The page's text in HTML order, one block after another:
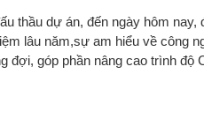
dự án, đến ngày hôm nay,
lâu năm,sự am hiểu về công
góp phần nâng cao trình